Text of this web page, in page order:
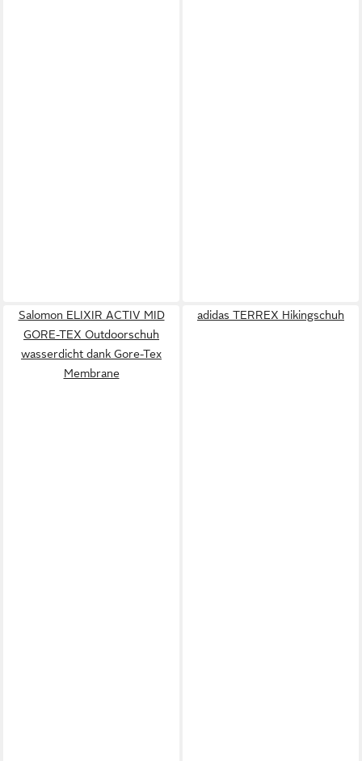
Salomon ELIXIR ACTIV MID
GORE-TEX Outdoorschuh
wasserdicht dank Gore-Tex
Membrane
adidas TERREX Hikingschuh